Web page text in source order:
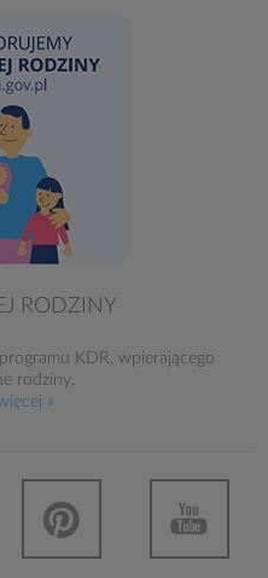
RODZINY
KDR, wpierającego
rodziny.
»